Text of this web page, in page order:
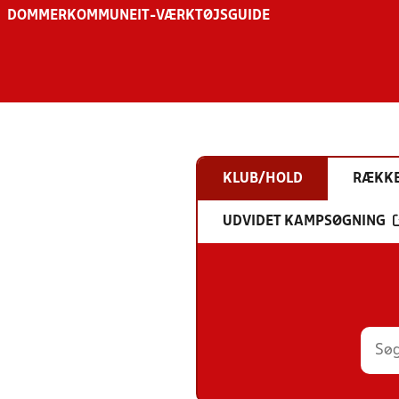
DOMMER KOMMUNE IT-VÆRKTØJSGUIDE
KLUB/HOLD
UDVIDET KAMPSØGNING